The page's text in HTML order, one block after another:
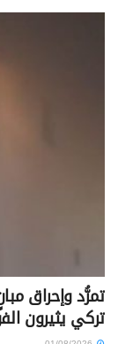
تمرُّد وإحراق
تركي يثيرون